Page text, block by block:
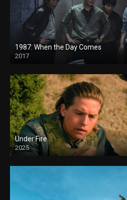
1987: When the Day Comes
2017
Under Fire
2025